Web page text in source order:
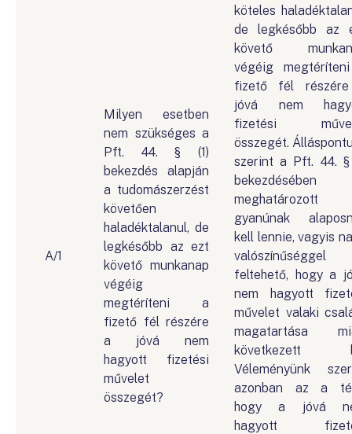
A/1
Milyen esetben
nem szükséges a
Pft. 44. § (1)
bekezdés alapján
a tudomászerzést
követően
haladéktalanul, de
legkésőbb az ezt
követő munkanap
végéig
megtéríteni a
fizető fél részére
a jóvá nem
hagyott fizetési
művelet
összegét?
köteles
de legkésőbb az
követő
végéig
fizető fél
jóvá nem
fizetési
összegét.
szerint a Pft. 44. §
bekezdésében
meghatározott
gyanúnak
kell lennie, vagyis
valószínűséggel
feltehető, hogy a
nem hagyott
művelet valaki
magatartása
következett
Véleményünk
azonban az a
hogy a jóvá
hagyott